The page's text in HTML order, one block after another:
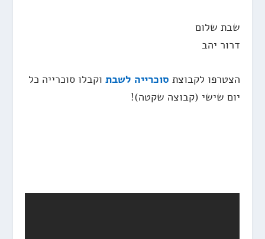
שבת שלום
דרור יהב
הצטרפו לקבוצת סוכרייה לשבת וקבלו סוכרייה כל
יום שישי (קבוצה שקטה)!